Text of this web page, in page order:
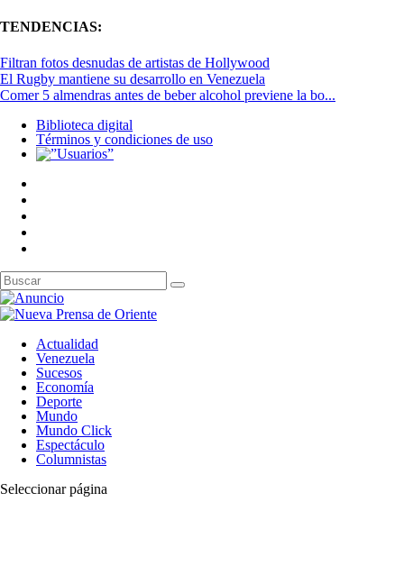
TENDENCIAS:
Filtran fotos desnudas de artistas de Hollywood
El Rugby mantiene su desarrollo en Venezuela
Comer 5 almendras antes de beber alcohol previene la bo...
Biblioteca digital
Términos y condiciones de uso
Actualidad
Venezuela
Sucesos
Economía
Deporte
Mundo
Mundo Click
Espectáculo
Columnistas
Seleccionar página